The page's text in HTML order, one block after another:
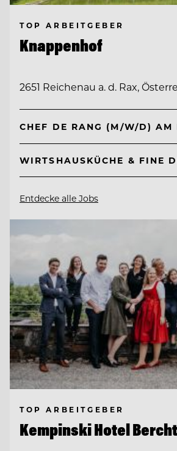
TOP ARBEITGEBER
Knappenhof
2651 Reichenau a. d. Rax,
CHEF DE RANG (M/W/D) AM
WIRTSHAUSKÜCHE & FINE
Entdecke alle Jobs
TOP ARBEITGEBER
Kempinski Hotel